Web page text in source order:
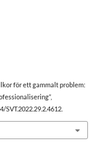
för ett gammalt problem:
SVT.2022.29.2.4612.